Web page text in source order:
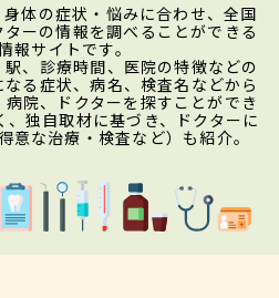
体の症状・悩みに合わせ、全国
ーの情報を調べることができる
報サイトです。
、診療時間、医院の特徴などの
る症状、病名、検査名などから
院、ドクターを探すことができ
、独自取材に基づき、ドクターに
意な治療・検査など）も紹介。